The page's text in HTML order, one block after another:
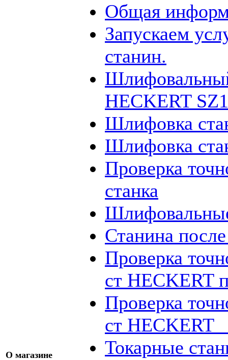
О магазине
Общая
Запускаем
станин.
HECKERT
Шлифовка
Шлифовка
Проверка
станка
Станина
Проверка
ст HECKERT
Проверка
ст HECKERT
Токарные